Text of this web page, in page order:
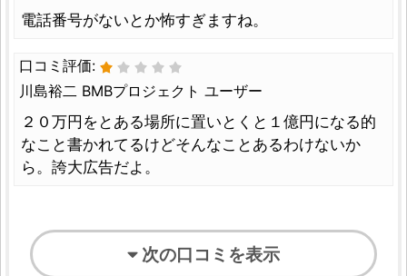
電話番号がないとか怖すぎますね。
口コミ評価:
川島裕二 BMBプロジェクト ユーザー
２０万円をとある場所に置いとくと１億円になる的
なこと書かれてるけどそんなことあるわけないか
ら。誇大広告だよ。
次の口コミを表示